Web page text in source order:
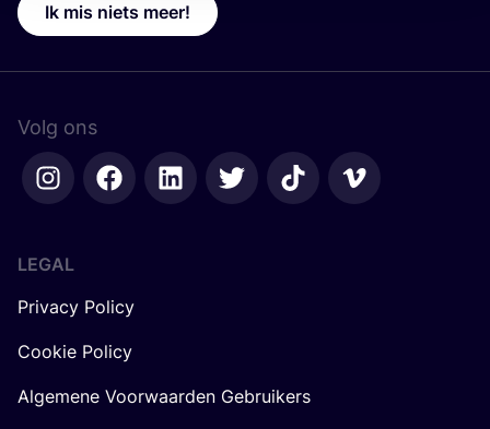
Ik mis niets meer!
Volg ons
LEGAL
Privacy Policy
Cookie Policy
Algemene Voorwaarden Gebruikers